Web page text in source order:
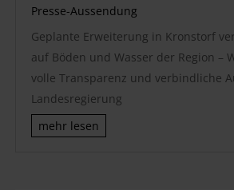
Presse-Aussendung
Geplante Erweiterung in Kronstorf
auf Böden und Wasser der Region –
volle Transparenz und verbindliche
Landesregierung
mehr lesen